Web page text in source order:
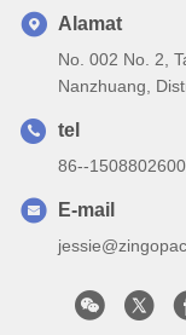
Alamat
No. 002 No. 2,
Nanzhuang,
tel
86--
E-mail